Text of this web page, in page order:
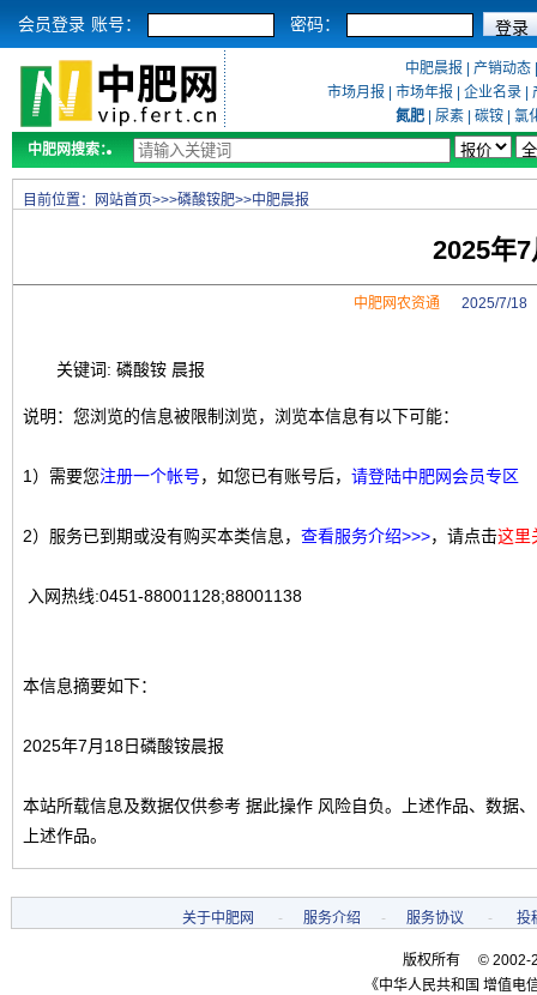
会员登录 账号： 密码：
中肥晨报 产销动态
市场月报
市场年报 企业名录
氮肥
尿素 碳铵
氯
中肥网搜索：
目前位置： 网站首页>>>磷酸铵肥>>中肥晨报
2025年
中肥网农资通 2025/7/18
关键词: 磷酸铵 晨报
说明：您浏览的信息被限制浏览，浏览本信息有以下可能：
1）需要您注册一个帐号，如您已有账号后， 请登陆中肥网会员专区
2）服务已到期或没有购买本类信息， 查看服务介绍>>>，请点击这里
入网热线:0451-88001128;88001138
本信息摘要如下：
2025年7月18日磷酸铵晨报
本站所载信息及数据仅供参考 据此操作 风险自负。上述作品、数据
上述作品。
关于中肥网 - 服务介绍 - 服务协议 - 投
版权所有 © 2002-
《中华人民共和国 增值电